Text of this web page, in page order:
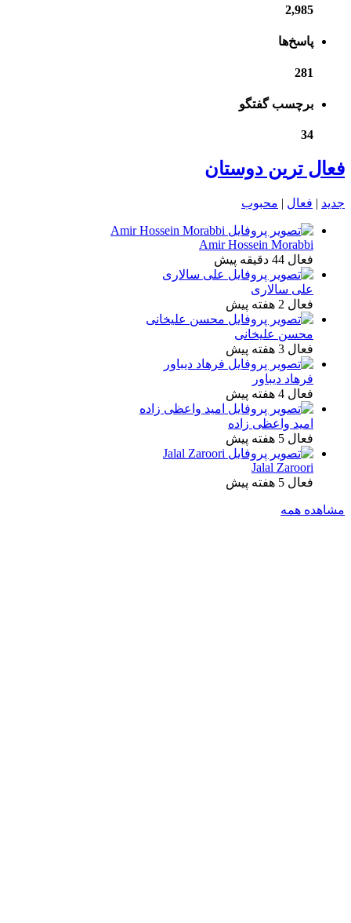
2,985
پاسخ‌ها
281
برچسب گفتگو
34
فعال ترین دوستان
جدید | فعال | محبوب
Amir Hossein Morabbi
فعال 44 دقیقه پیش
علی سالاری
فعال 2 هفته پیش
محسن علیخانی
فعال 3 هفته پیش
فرهاد دیباور
فعال 4 هفته پیش
امید واعظی زاده
فعال 5 هفته پیش
Jalal Zaroori
فعال 5 هفته پیش
مشاهده همه